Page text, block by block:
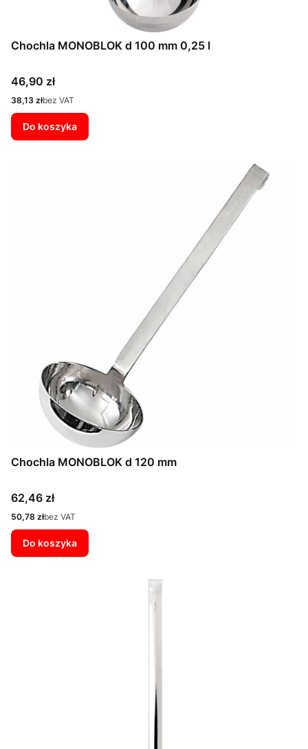
Chochla MONOBLOK d 100 mm 0,25 l
Cena
46,90 zł
Cena
38,13 złbez VAT
Do koszyka
Chochla MONOBLOK d 120 mm
Cena
62,46 zł
Cena
50,78 złbez VAT
Do koszyka